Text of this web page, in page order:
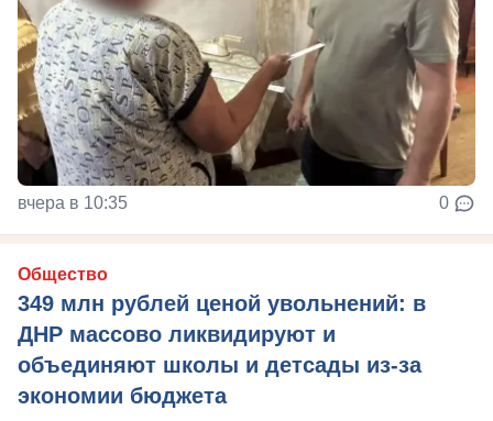
вчера в 10:35 0
Общество
349 млн рублей ценой увольнений: в
ДНР массово ликвидируют и
объединяют школы и детсады из-за
экономии бюджета